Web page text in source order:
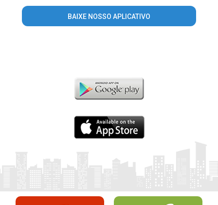
BAIXE NOSSO APLICATIVO